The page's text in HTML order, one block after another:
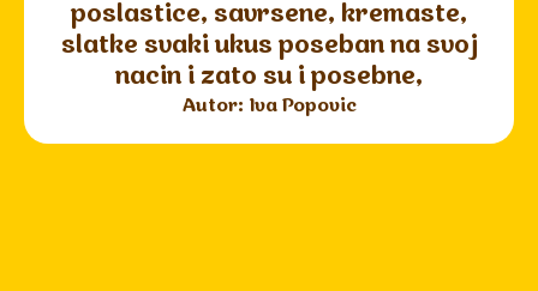
poslastice, savrsene, kremaste,
slatke svaki ukus poseban na svoj
nacin i zato su i posebne,
Autor: Iva Popovic